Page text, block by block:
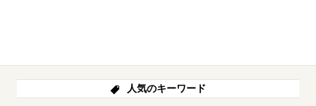
人気のキーワード